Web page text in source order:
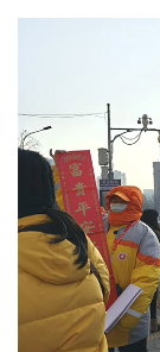
专题
资料库